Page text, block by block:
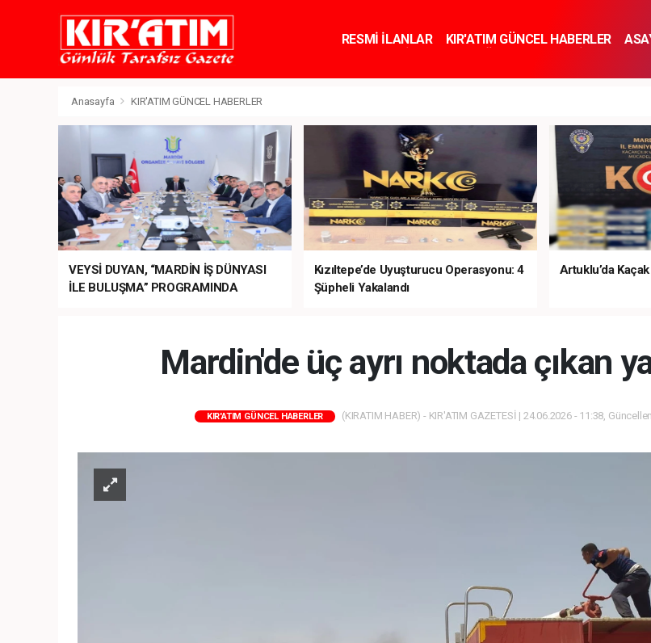
RESMİ İLANLAR KIR'ATIM GÜNCEL HABERLER
Anasayfa KIR'ATIM GÜNCEL HABERLER
VEYSİ DUYAN, “MARDİN İŞ DÜNYASI
İLE BULUŞMA” PROGRAMINDA
Kızıltepe’de Uyuşturucu Operasyonu: 4
Şüpheli Yakalandı
Artuklu’da
Mardin'de üç ayrı noktada çıkan
KIR'ATIM GÜNCEL HABERLER (KIRATIM HABER) - KIR'ATIM GAZETESİ | 24.06.2026 - 11:38,